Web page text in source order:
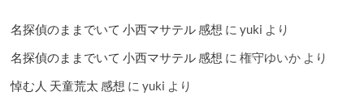
名探偵のままでいて 小西マサテル 感想 にyuki より
名探偵のままでいて 小西マサテル 感想 に権守ゆいか より
悼む人 天童荒太 感想 にyuki より